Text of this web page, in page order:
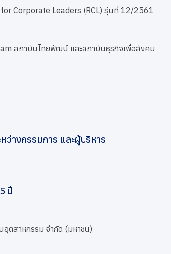
Corporate Leaders (RCL) รุ่นที่ 12/2561
สถาบันไทยพัฒน์ และสถาบันธุรกิจเพื่อสังคม
ว่างกรรมการ และผู้บริหาร
ปี
อุตสาหกรรม จำกัด (มหาชน)